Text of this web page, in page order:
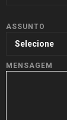
ASSUNTO
MENSAGEM